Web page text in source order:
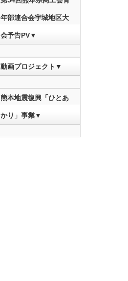
年部連合会宇城地区大
会予告PV▼
動画プロジェクト▼
熊本地震復興「ひとあ
かり」事業▼